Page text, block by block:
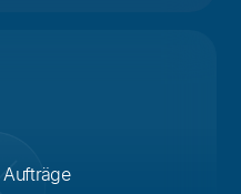
Aufträge